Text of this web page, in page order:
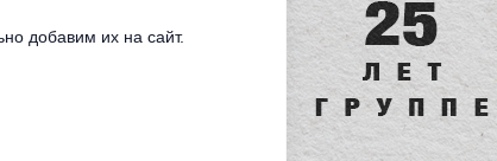
добавим их на сайт.